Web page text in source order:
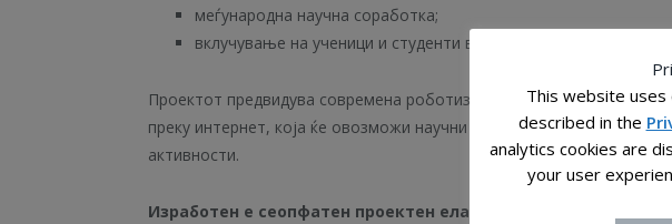
меѓународна научна соработка;
вклучување на ученици и студенти во практична наука.
Проектот предвидува современа роботизирана и далечински
преку интернет, која ќе овозможи научни истражувања,
активности.
Изработен е сеопфатен проектен елаборат
This website
described in the
analytics cookies are
your user